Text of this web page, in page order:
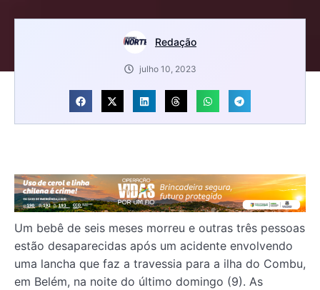
Redação
julho 10, 2023
Um bebê de seis meses morreu e outras três pessoas
estão desaparecidas após um acidente envolvendo
uma lancha que faz a travessia para a ilha do Combu,
em Belém, na noite do último domingo (9). As